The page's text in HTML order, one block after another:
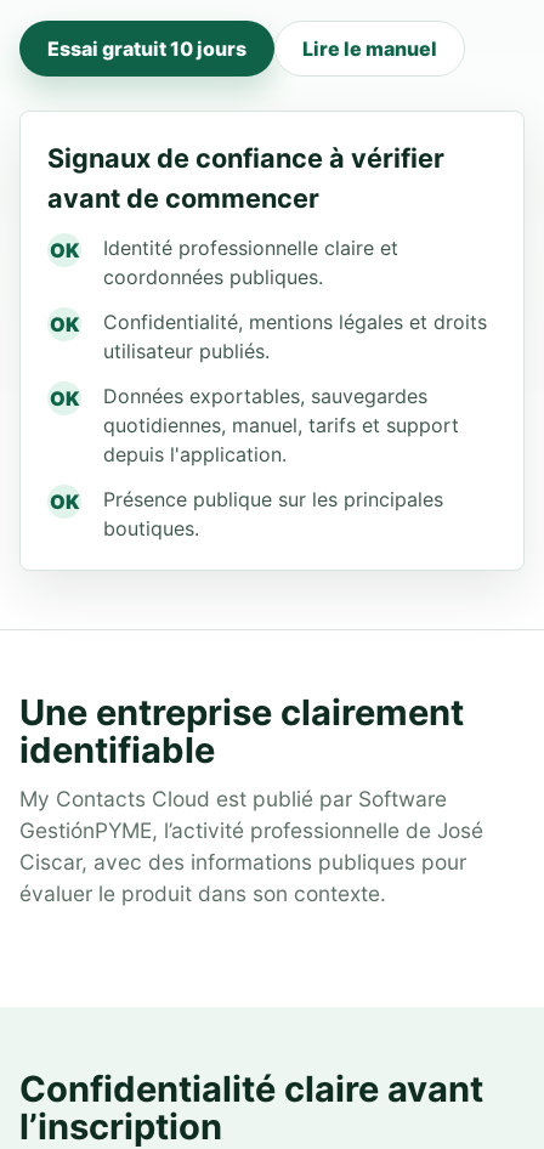
Essai gratuit 10 jours Lire le manuel
Signaux de confiance à vérifier
avant de commencer
OK
Identité professionnelle claire et
coordonnées publiques.
OK
Confidentialité, mentions légales et droits
utilisateur publiés.
OK
Données exportables, sauvegardes
quotidiennes, manuel, tarifs et support
depuis l'application.
OK
Présence publique sur les principales
boutiques.
Une entreprise clairement
identifiable
My Contacts Cloud est publié par Software
GestiónPYME, l’activité professionnelle de José
Ciscar, avec des informations publiques pour
évaluer le produit dans son contexte.
Confidentialité claire avant
l’inscription